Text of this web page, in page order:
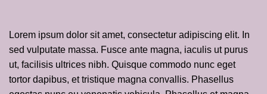
Lorem ipsum dolor sit amet, consectetur adipiscing elit. In
sed vulputate massa. Fusce ante magna, iaculis ut purus
ut, facilisis ultrices nibh. Quisque commodo nunc eget
tortor dapibus, et tristique magna convallis. Phasellus